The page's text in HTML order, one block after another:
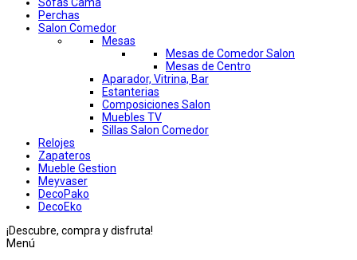
Sofas Cama
Perchas
Salon Comedor
Mesas
Mesas de Comedor Salon
Mesas de Centro
Aparador, Vitrina, Bar
Estanterias
Composiciones Salon
Muebles TV
Sillas Salon Comedor
Relojes
Zapateros
Mueble Gestion
Meyvaser
DecoPako
DecoEko
¡Descubre, compra y disfruta!
Menú